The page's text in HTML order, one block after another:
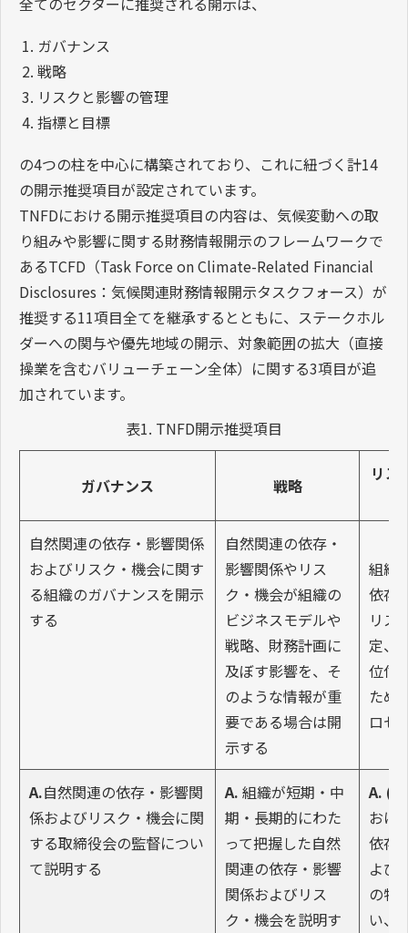
ガバナンス
戦略
リスクと影響の管理
指標と目標
の4つの柱を中心に構築されており、これに紐づく計14
の開示推奨項目が設定されています。
TNFDにおける開示推奨項目の内容は、気候変動への取
り組みや影響に関する財務情報開示のフレームワークで
あるTCFD（Task Force on Climate-Related Financial
Disclosures：気候関連財務情報開示タスクフォース）が
推奨する11項目全てを継承するとともに、ステークホル
ダーへの関与や優先地域の開示、対象範囲の拡大（直接
操業を含むバリューチェーン全体）に関する3項目が追
加されています。
表1. TNFD開示推奨項目
ガバナンス 戦略
リス
自然関連の依存・影響関係
およびリスク・機会に関す
る組織のガバナンスを開示
する
自然関連の依存・
影響関係やリス
ク・機会が組織の
ビジネスモデルや
戦略、財務計画に
及ぼす影響を、そ
のような情報が重
要である場合は開
示する
組織
依存
リス
定、
位付
ため
ロセ
A.自然関連の依存・影響関
係およびリスク・機会に関
する取締役会の監督につい
て説明する
A. 組織が短期・中
期・長期的にわた
って把握した自然
関連の依存・影響
関係およびリス
ク・機会を説明す
A. (i)
おけ
依存
よび
の特
い、